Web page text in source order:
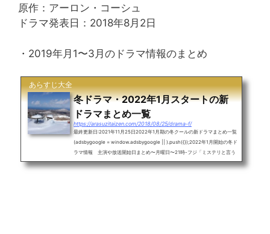
原作：アーロン・コーシュ
ドラマ発表日：2018年8月2日
・2019年月1〜3月のドラマ情報のまとめ
あらすじ大全
冬ドラマ・2022年1月スタートの新
ドラマまとめ一覧
https://arasuzitaizen.com/2018/08/25/drama-f/
最終更新日:2021年11月25日2022年1月期の冬クールの新ドラマまとめ一覧
(adsbygoogle = window.adsbygoogle || ).push({});2022年1月開始の冬ド
ラマ情報 主演や放送開始日まとめ〜月曜日〜21時-フジ「ミステリと言う
勿れ」菅田将暉22時-フジ「ドクターホワイト」浜辺美波〜火曜日〜22時-